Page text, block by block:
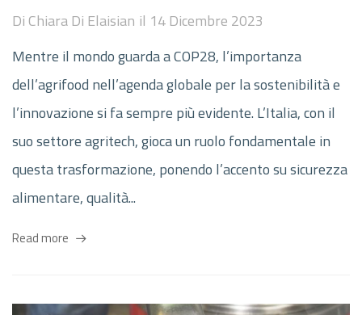
Di Chiara Di Elaisian il 14 Dicembre 2023
Mentre il mondo guarda a COP28, l’importanza
dell’agrifood nell’agenda globale per la sostenibilità e
l’innovazione si fa sempre più evidente. L’Italia, con il
suo settore agritech, gioca un ruolo fondamentale in
questa trasformazione, ponendo l’accento su sicurezza
alimentare, qualità...
Read more